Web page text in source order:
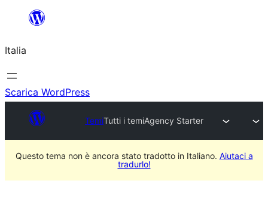
contenuto
Italia
Scarica WordPress
TemiTutti i temiAgency Starter
Questo tema non è ancora stato tradotto in Italiano. Aiutaci a
tradurlo!